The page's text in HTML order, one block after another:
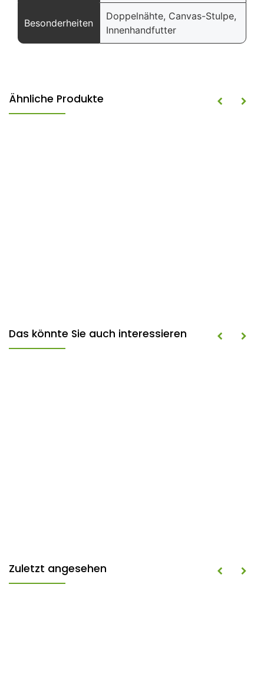
Besonderheiten
Doppelnähte, Canvas-Stulpe,
Innenhandfutter
Ähnliche Produkte
Das könnte Sie auch interessieren
Zuletzt angesehen